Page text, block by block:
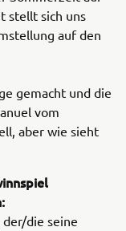
stellt sich uns
auf den
gemacht und die
vom
aber wie sieht
die seine